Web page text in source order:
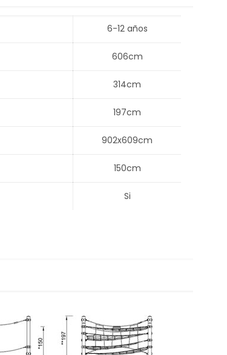
6-12 años
606cm
314cm
197cm
902x609cm
150cm
Si